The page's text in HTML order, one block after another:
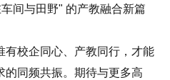
间与田野" 的产教融合新篇
有校企同心、产教同行，才能
的同频共振。期待与更多高